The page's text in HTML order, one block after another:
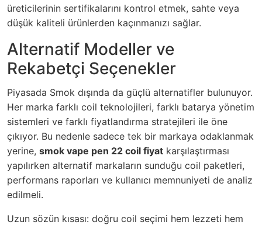
üreticilerinin sertifikalarını kontrol etmek, sahte veya
düşük kaliteli ürünlerden kaçınmanızı sağlar.
Alternatif Modeller ve
Rekabetçi Seçenekler
Piyasada Smok dışında da güçlü alternatifler bulunuyor.
Her marka farklı coil teknolojileri, farklı batarya yönetim
sistemleri ve farklı fiyatlandırma stratejileri ile öne
çıkıyor. Bu nedenle sadece tek bir markaya odaklanmak
yerine, smok vape pen 22 coil fiyat karşılaştırması
yapılırken alternatif markaların sunduğu coil paketleri,
performans raporları ve kullanıcı memnuniyeti de analiz
edilmeli.
Uzun sözün kısası: doğru coil seçimi hem lezzeti hem